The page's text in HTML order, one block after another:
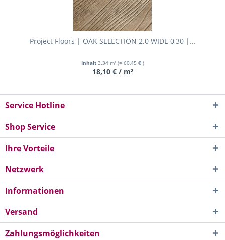
Project Floors | OAK SELECTION 2.0 WIDE 0,30 |...
Inhalt 3.34 m² (= 60,45 € )
18,10 € / m²
Service Hotline
Shop Service
Ihre Vorteile
Netzwerk
Informationen
Versand
Zahlungsmöglichkeiten